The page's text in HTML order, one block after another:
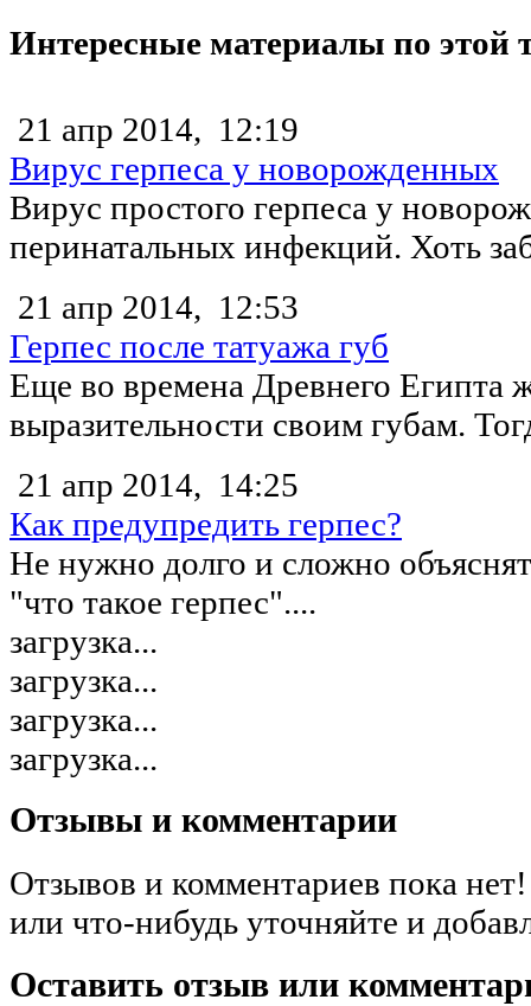
Интересные материалы по этой
21 апр 2014, 12:19
Вирус герпеса у новорожденных
Вирус простого герпеса у
перинатальных инфекций. Хоть
21 апр 2014, 12:53
Герпес после татуажа губ
Еще во времена Древнего Египта
выразительности своим губам.
21 апр 2014, 14:25
Как предупредить герпес?
Не нужно долго и сложно
"что такое герпес"....
загрузка...
загрузка...
загрузка...
загрузка...
Отзывы и комментарии
Отзывов и комментариев пока
или что-нибудь уточняйте и
Оставить отзыв или